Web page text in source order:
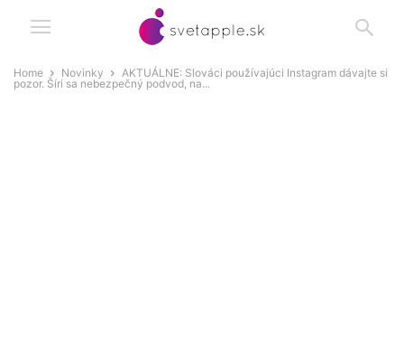
Home Novinky
AKTUÁLNE: Slováci používajúci Instagram dávajte si
pozor. Šíri sa nebezpečný podvod, na...